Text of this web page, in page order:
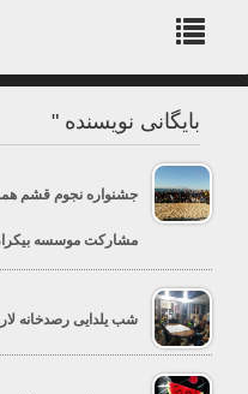
منوی
اصلی
بایگانی نویسنده "
جشنواره نجوم قشم
مشارکت موسسه
شب یلدایی رصدخانه